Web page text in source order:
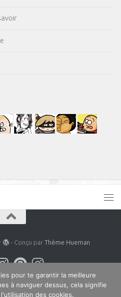
- Conçu par Thème Hueman
pour te garantir la meilleure
à naviguer dessus, cela signifie
des cookies.